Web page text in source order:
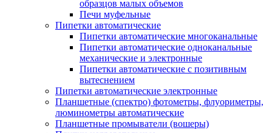
образцов малых объемов
Печи муфельные
Пипетки автоматические
Пипетки автоматические многоканальные
Пипетки автоматические одноканальные
механические и электронные
Пипетки автоматические с позитивным
вытеснением
Пипетки автоматические электронные
Планшетные (спектро) фотометры, флуориметры,
люминометры автоматические
Планшетные промыватели (вошеры)